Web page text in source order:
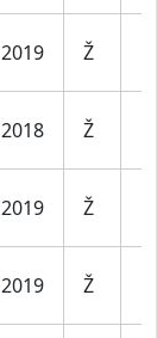
2019 Ž
2018 Ž
2019 Ž
2019 Ž